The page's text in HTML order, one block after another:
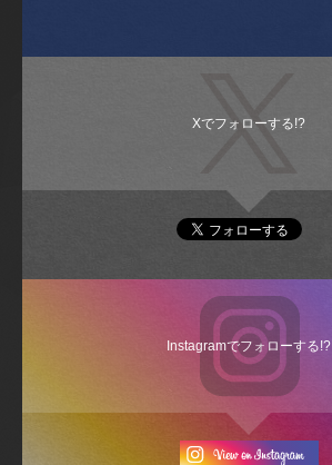
Xでフォローする!?
Instagramでフォローする!?